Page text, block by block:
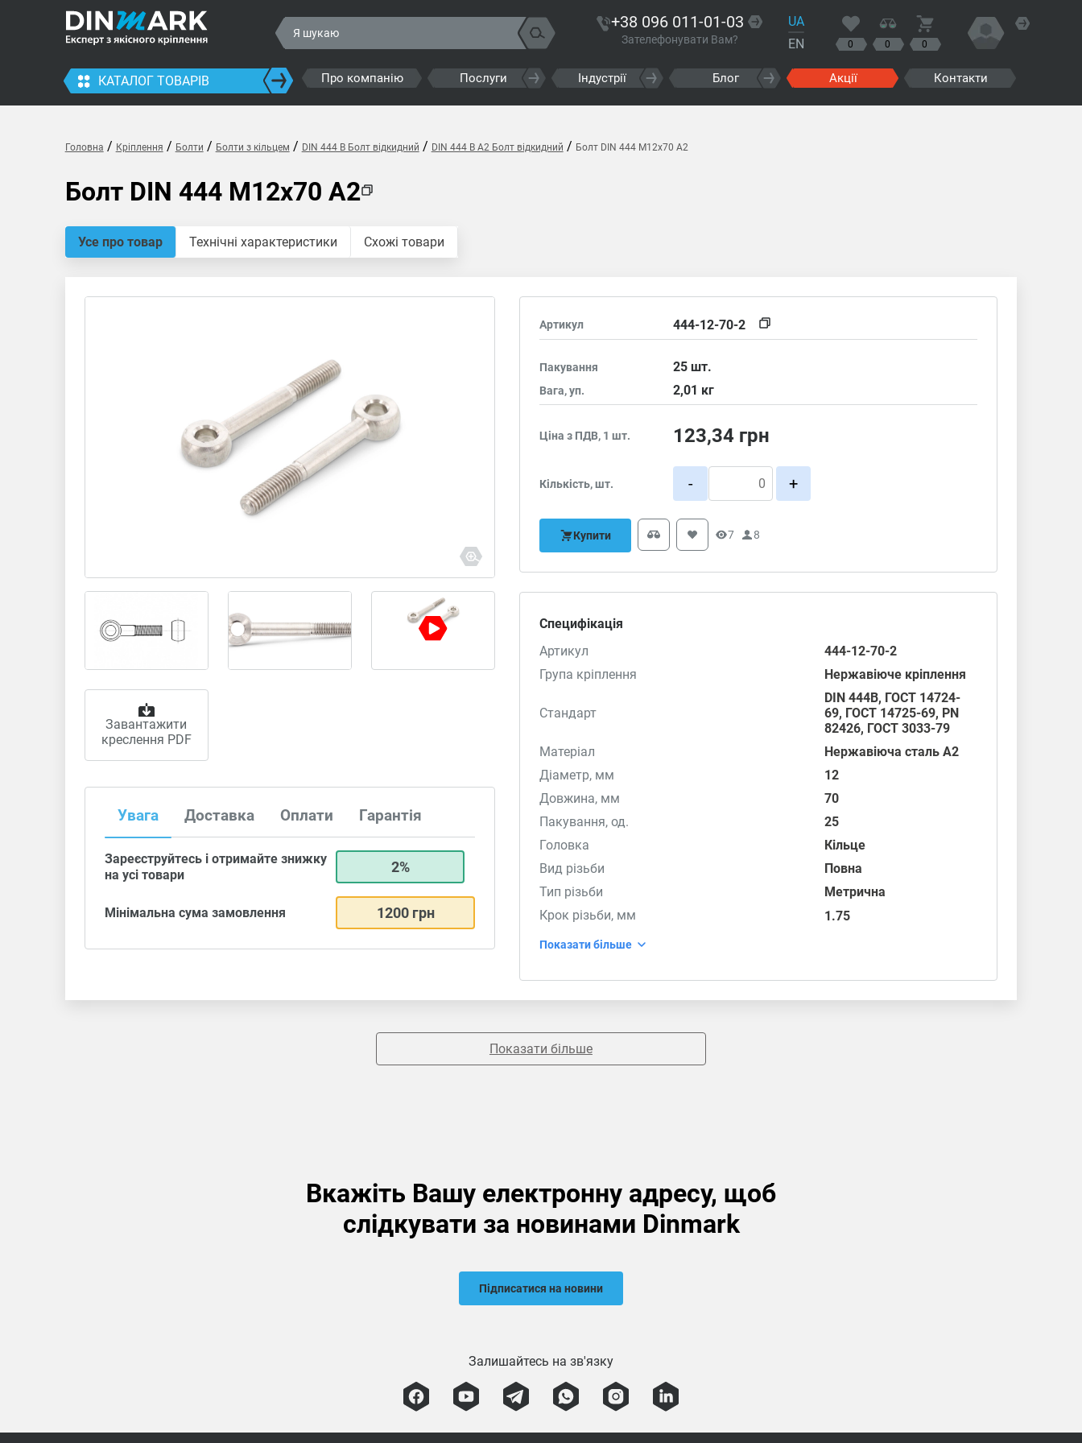
+38 096 011-01-03
Зателефонувати Вам?
UA
EN
0 0 0
КАТАЛОГ ТОВАРІВ Про компанію Послуги Індустрії Блог Акції Контакти
Головна / Кріплення / Болти / Болти з кільцем / DIN 444 B Болт відкидний / DIN 444 B A2 Болт відкидний / Болт DIN 444 M12x70 A2
Болт DIN 444 M12x70 A2
Усе про товар Технічні характеристики Схожі товари
Завантажити
креслення PDF
Увага Доставка Оплати Гарантія
Зареєструйтесь і отримайте знижку
на усі товари
2%
Мінімальна сума замовлення 1200 грн
Артикул 444-12-70-2
Пакування 25шт.
Вага, уп. 2,01 кг
Ціна з ПДВ, 1 шт. 123,34 грн
Кількість, шт. - +
Купити 7 8
Специфікація
Артикул
444-12-70-2
Група кріплення
Нержавіюче кріплення
Стандарт
DIN 444B, ГОСТ 14724-
69, ГОСТ 14725-69, PN
82426, ГОСТ 3033-79
Матеріал
Нержавіюча сталь А2
Діаметр, мм
12
Довжина, мм
70
Пакування, од.
25
Головка
Кільце
Вид різьби
Повна
Тип різьби
Метрична
Крок різьби, мм
1.75
Показати більше
Показати більше
Вкажіть Вашу електронну адресу, щоб
слідкувати за новинами Dinmark
Підписатися на новини
Залишайтесь на зв'язку